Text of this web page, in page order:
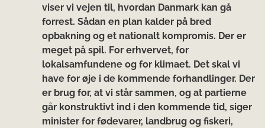
viser vi vejen til, hvordan Danmark kan gå
forrest. Sådan en plan kalder på bred
opbakning og et nationalt kompromis. Der er
meget på spil. For erhvervet, for
lokalsamfundene og for klimaet. Det skal vi
have for øje i de kommende forhandlinger. Der
er brug for, at vi står sammen, og at partierne
går konstruktivt ind i den kommende tid, siger
minister for fødevarer, landbrug og fiskeri,